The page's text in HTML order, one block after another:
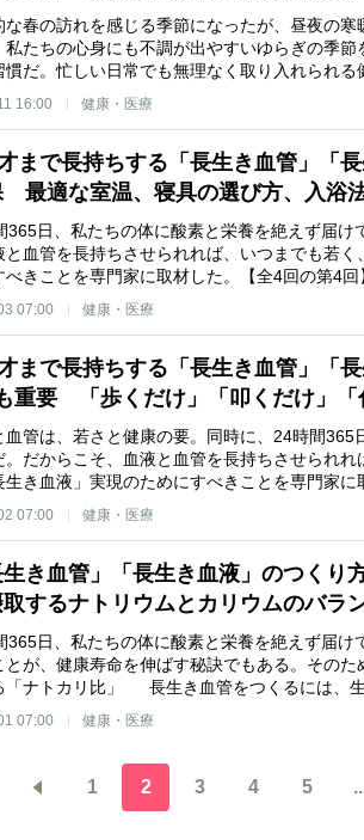
春の訪れを感じる季節になったが、昼夜の
私たちの心身にも不調が出やすいゆらぎの季
慣だ。忙しい日常でも無理なく取り入れられ
16:00 健康・医療
才まで長持ちする「長生き血管」「
最適な室温、寝具の選び方、入浴
日、私たちの体に酸素と栄養を絶えず届け
と血管を長持ちさせられれば、いつまでも若
べきことを専門家に取材した。【全4回の第4
07:00 健康・医療
才まで長持ちする「長生き血管」「
重要 「歩くだけ」「叩くだけ」「
管は、若さと健康の要。同時に、24時間365
。だからこそ、血液と血管を長持ちさせられ
生き血液」実現のためにすべきことを専門家
07:00 健康・医療
生き血管」「長生き血液」のつく
取するナトリウムとカリウムのバ
日、私たちの体に酸素と栄養を絶えず届け
とが、健康寿命を伸ばす秘訣でもある。その
「ナトカリ比」 長生き血管をつくるには、
07:00 健康・医療
1 2 3 4 5